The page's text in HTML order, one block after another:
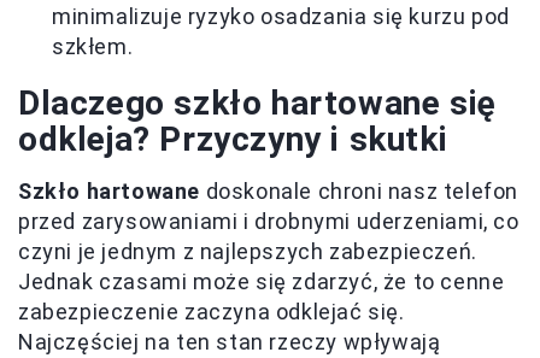
minimalizuje ryzyko osadzania się kurzu pod
szkłem.
Dlaczego szkło hartowane się
odkleja? Przyczyny i skutki
Szkło hartowane doskonale chroni nasz telefon
przed zarysowaniami i drobnymi uderzeniami, co
czyni je jednym z najlepszych zabezpieczeń.
Jednak czasami może się zdarzyć, że to cenne
zabezpieczenie zaczyna odklejać się.
Najczęściej na ten stan rzeczy wpływają